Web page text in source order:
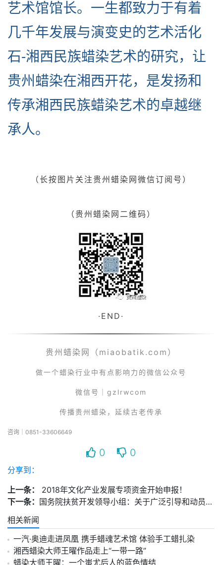
艺术馆馆长。一生都致力于有着
几千年发展与演变史的艺术活化
石-湘西民族蜡染艺术的研究，让
贵州蜡染在湘西开花，是发扬和
传承湘西民族蜡染艺术的卓越继
承人。
（长按图片关注 贵州 蜡染网微信订阅号）
（贵州蜡染网二维码）
· END ·
贵州蜡染网（miaobatik.com）
做一个蜡染行业中有点影响力的微信公众号
微信号｜gzlrwcom
传播贵州蜡染，延续古老传承
咨询｜0851-33606649
0 0
分享到：
上一条：
2018年文化产业发展专项资金开始申报！
下一条： 国务院扶贫开发领导小组：关于广泛引导和动员社会组织参与脱贫攻坚的通知
相关新闻
一汽·奥迪走进凤凰 携手蜡魂艺术馆 体验手工蜡扎染
湘西蜡染大师王曜作品走上“一带一路”
蜡染大师王曜：一个蚩尤后人的蓝色情结